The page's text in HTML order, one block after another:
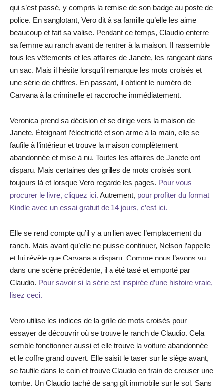
qui s’est passé, y compris la remise de son badge au poste de
police. En sanglotant, Vero dit à sa famille qu’elle les aime
beaucoup et fait sa valise. Pendant ce temps, Claudio enterre
sa femme au ranch avant de rentrer à la maison. Il rassemble
tous les vêtements et les affaires de Janete, les rangeant dans
un sac. Mais il hésite lorsqu’il remarque les mots croisés et
une série de chiffres. En passant, il obtient le numéro de
Carvana à la criminelle et raccroche immédiatement.
Veronica prend sa décision et se dirige vers la maison de
Janete. Éteignant l’électricité et son arme à la main, elle se
faufile à l’intérieur et trouve la maison complètement
abandonnée et mise à nu. Toutes les affaires de Janete ont
disparu. Mais certaines des grilles de mots croisés sont
toujours là et lorsque Vero regarde les pages. Pour vous
procurer le livre, cliquez ici. Autrement, pour profiter du format
Kindle avec un essai gratuit de 14 jours, c’est ici.
Elle se rend compte qu’il y a un lien avec l’emplacement du
ranch. Mais avant qu’elle ne puisse continuer, Nelson l’appelle
et lui révèle que Carvana a disparu. Comme nous l’avons vu
dans une scène précédente, il a été tasé et emporté par
Claudio. Pour savoir si la série est inspirée d’une histoire vraie,
lisez ceci.
Vero utilise les indices de la grille de mots croisés pour
essayer de découvrir où se trouve le ranch de Claudio. Cela
semble fonctionner aussi et elle trouve la voiture abandonnée
et le coffre grand ouvert. Elle saisit le taser sur le siège avant,
se faufile dans le coin et trouve Claudio en train de creuser une
tombe. Un Claudio taché de sang gît immobile sur le sol. Sans